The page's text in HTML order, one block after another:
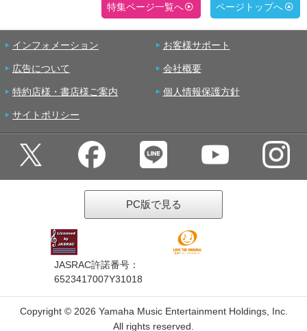
特集ページ一覧へ ページトップへ
インフォメーション お客様サポート
広告について 会社概要
特約店様・書店様ご案内 個人情報保護方針
サイトポリシー
PC版で見る
JASRAC許諾番号：
6523417007Y31018
Copyright © 2026 Yamaha Music Entertainment Holdings, Inc.
All rights reserved.